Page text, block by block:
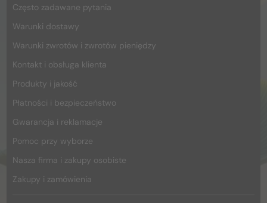
Często zadawane pytania
Warunki dostawy
Warunki zwrotów i zwrotów pieniędzy
Kontakt i obsługa klienta
Produkty i jakość
Płatności i bezpieczeństwo
Gwarancja i reklamacje
Pomoc przy wyborze
Nasza firma i zakupy osobiste
Zakupy i zamówienia